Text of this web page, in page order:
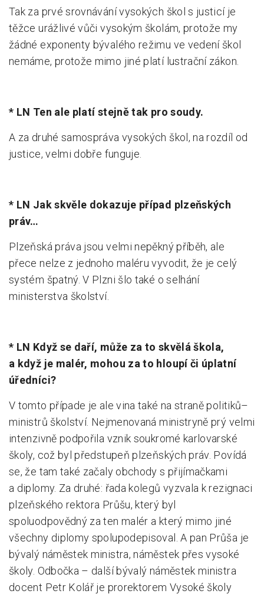
Tak za prvé srovnávání vysokých škol s justicí je
těžce urážlivé vůči vysokým školám, protože my
žádné exponenty bývalého režimu ve vedení škol
nemáme, protože mimo jiné platí lustrační zákon.
* LN Ten ale platí stejně tak pro soudy.
A za druhé samospráva vysokých škol, na rozdíl od
justice, velmi dobře funguje.
* LN Jak skvěle dokazuje případ plzeňských
práv…
Plzeňská práva jsou velmi nepěkný příběh, ale
přece nelze z jednoho maléru vyvodit, že je celý
systém špatný. V Plzni šlo také o selhání
ministerstva školství.
* LN Když se daří, může za to skvělá škola,
a když je malér, mohou za to hloupí či úplatní
úředníci?
V tomto případe je ale vina také na straně politiků–
ministrů školství. Nejmenovaná ministryně prý velmi
intenzivně podpořila vznik soukromé karlovarské
školy, což byl předstupeň plzeňských práv. Povídá
se, že tam také začaly obchody s přijímačkami
a diplomy. Za druhé: řada kolegů vyzvala k rezignaci
plzeňského rektora Průšu, který byl
spoluodpovědný za ten malér a který mimo jiné
všechny diplomy spolupodepisoval. A pan Průša je
bývalý náměstek ministra, náměstek přes vysoké
školy. Odbočka – další bývalý náměstek ministra
docent Petr Kolář je prorektorem Vysoké školy